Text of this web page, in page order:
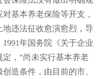
基本养老保险等开支，
违法征收愈演愈烈，导
1991年国务院《关于企业
，“尚未实行基本养老
造条件，由目前的市、